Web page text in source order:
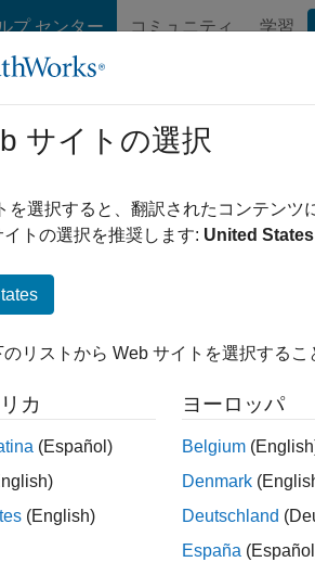
プ センター コミュニティ 学習
overlapsrange
timetable の行時間が
tf =
説明
= overlapsrange(
true) を返します。
サイトの選択
を選択すると、翻訳されたコンテン
イトの選択を推奨します: United States
のリストから Web サイトを選択するこ
カ
(Español)
(English)
ヨーロッパ
Belgium
Denmark
Deutschland
España